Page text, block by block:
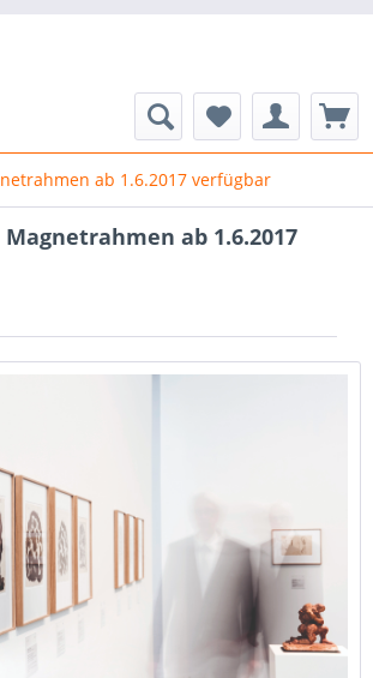
ab 1.6.2017 verfügbar
ab 1.6.2017